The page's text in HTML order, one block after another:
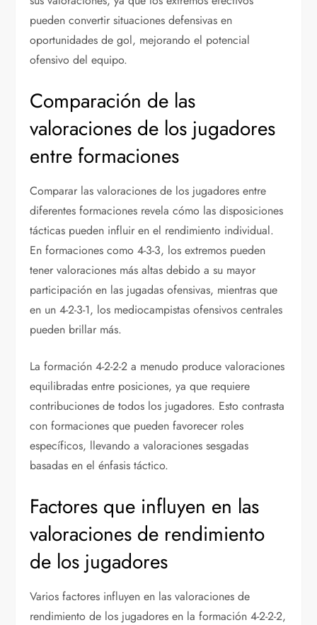
pueden convertir situaciones defensivas en
oportunidades de gol, mejorando el potencial
ofensivo del equipo.
Comparación de las
valoraciones de los jugadores
entre formaciones
Comparar las valoraciones de los jugadores entre
diferentes formaciones revela cómo las disposiciones
tácticas pueden influir en el rendimiento individual.
En formaciones como 4-3-3, los extremos pueden
tener valoraciones más altas debido a su mayor
participación en las jugadas ofensivas, mientras que
en un 4-2-3-1, los mediocampistas ofensivos centrales
pueden brillar más.
La formación 4-2-2-2 a menudo produce valoraciones
equilibradas entre posiciones, ya que requiere
contribuciones de todos los jugadores. Esto contrasta
con formaciones que pueden favorecer roles
específicos, llevando a valoraciones sesgadas
basadas en el énfasis táctico.
Factores que influyen en las
valoraciones de rendimiento
de los jugadores
Varios factores influyen en las valoraciones de
rendimiento de los jugadores en la formación 4-2-2-2,